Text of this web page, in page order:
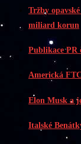
Tržby
miliard korun
Publikace PR
Americká
Elon Musk a
Italské